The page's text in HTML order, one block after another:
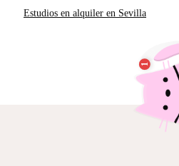
Estudios en alquiler en Sevilla